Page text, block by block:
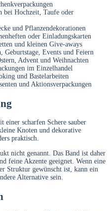
bei Hochzeit, Taufe oder
und Pflanzendekorationen
oder Einladungskarten
und kleinen Give-aways
Geburtstage, Events und Feiern
Advent und Weihnachten
im Einzelhandel
und Bastelarbeiten
und Aktionsverpackungen
einer scharfen Schere sauber
Knoten und dekorative
praktisch.
nicht genannt. Das Band ist daher
feine Akzente geeignet. Wenn eine
Struktur gewünscht ist, kann ein
Alternative sein.